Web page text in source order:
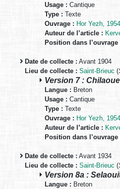
Usage : Cantique
Type : Texte
Ouvrage : Hor Yezh,
Auteur de l’article :
Position dans l’ouvrage
Date de collecte : Avant 1904
Lieu de collecte : Saint-Brieuc (
Version 7 :
Langue : Breton
Usage : Cantique
Type : Texte
Ouvrage : Hor Yezh,
Auteur de l’article :
Position dans l’ouvrage
Date de collecte : Avant 1934
Lieu de collecte : Saint-Brieuc (
Version 8a :
Langue : Breton